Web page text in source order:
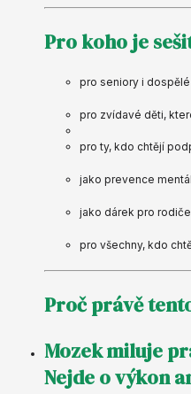
Pro koho je
pro seniory i
pro zvídavé děti,
pro ty, kdo chtějí
jako prevence
jako dárek pro
pro všechny, kdo
Proč právě
Mozek miluje
Nejde o výkon